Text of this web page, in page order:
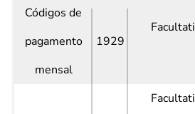
Códigos de
pagamento
mensal
1929